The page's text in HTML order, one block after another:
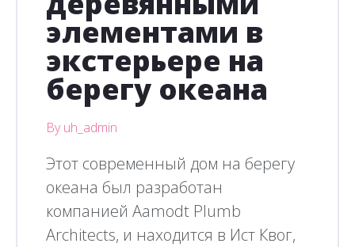
элементами в
экстерьере на
берегу океана
By uh_admin
Этот современный дом на берегу
океана был разработан
компанией Aamodt Plumb
Architects, и находится в Ист Квог,